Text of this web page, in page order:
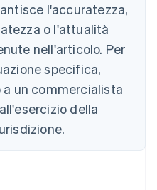
l'accuratezza,
o l'attualità
nell'articolo. Per
specifica,
un commercialista
della